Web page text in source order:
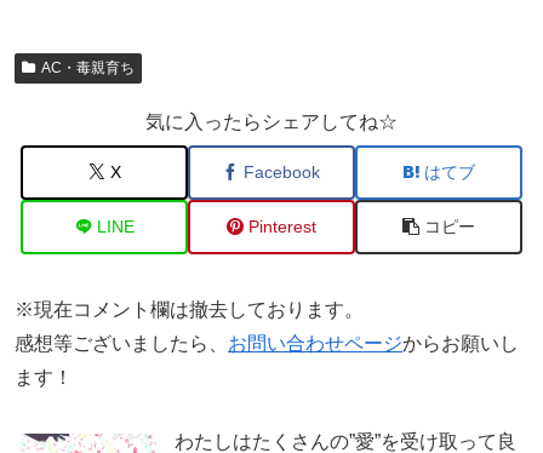
AC・毒親育ち
気に入ったらシェアしてね☆
X Facebook はてブ
LINE Pinterest コピー
※現在コメント欄は撤去しております。
感想等ございましたら、 お問い合わせページからお願いし
ます！
わたしはたくさんの”愛”を受け取って良